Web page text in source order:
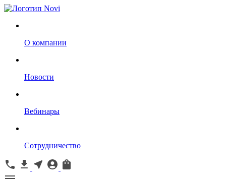
О компании
Новости
Вебинары
Сотрудничество